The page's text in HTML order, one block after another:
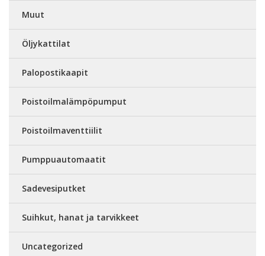
Muut
Öljykattilat
Palopostikaapit
Poistoilmalämpöpumput
Poistoilmaventtiilit
Pumppuautomaatit
Sadevesiputket
Suihkut, hanat ja tarvikkeet
Uncategorized